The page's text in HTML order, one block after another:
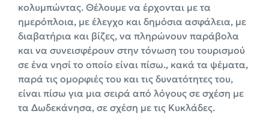
κολυμπώντας. Θέλουμε να έρχονται με τα
ημερόπλοια, με έλεγχο και δημόσια ασφάλεια, με
διαβατήρια και βίζες, να πληρώνουν παράβολα
και να συνεισφέρουν στην τόνωση του τουρισμού
σε ένα νησί το οποίο είναι πίσω., κακά τα ψέματα,
παρά τις ομορφιές του και τις δυνατότητες του,
είναι πίσω για μια σειρά από λόγους σε σχέση με
τα Δωδεκάνησα, σε σχέση με τις Κυκλάδες.